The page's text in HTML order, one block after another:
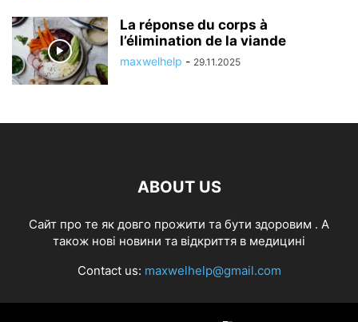
La réponse du corps à
l’élimination de la viande
maxwelhelp - 29.11.2025
ABOUT US
Cайт про те як довго прожити та бути здоровим . А
також нові новини та відкриття в медицині
Contact us: maxwelhelp@gmail.com